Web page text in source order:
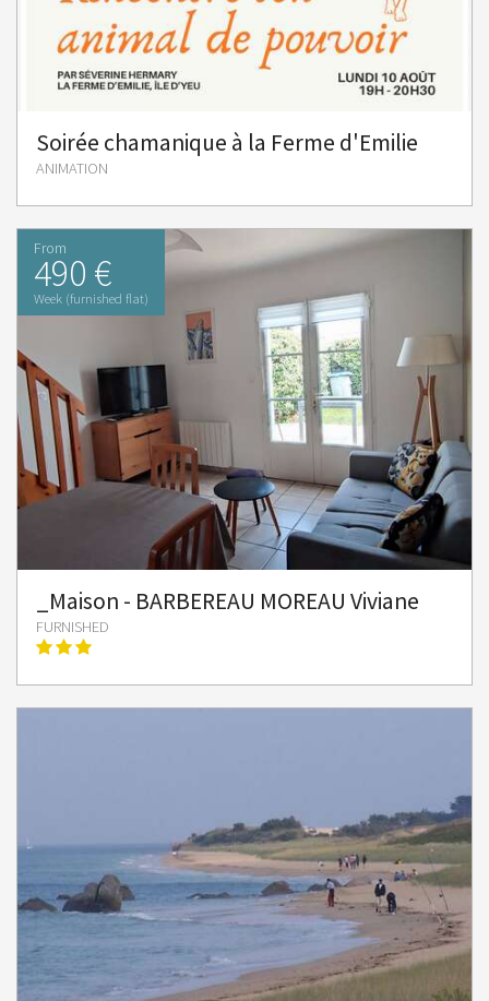
Soirée chamanique à la Ferme d'Emilie
ANIMATION
From
490 €
Week (furnished flat)
_Maison - BARBEREAU MOREAU Viviane
FURNISHED